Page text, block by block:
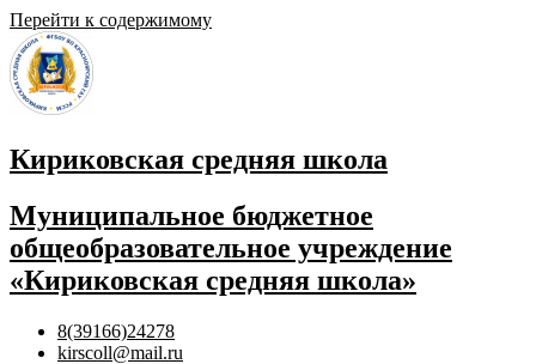
Перейти к содержимому
Кириковская средняя школа
Муниципальное бюджетное
общеобразовательное учреждение
«Кириковская средняя школа»
8(39166)24278
kirscoll@mail.ru